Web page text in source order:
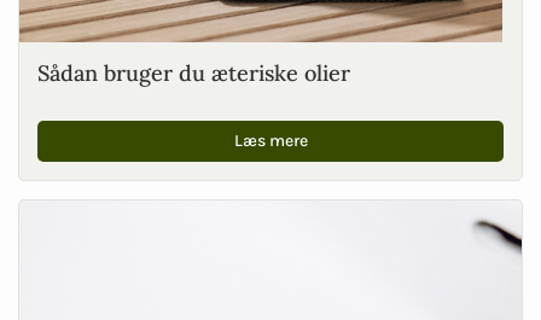
Sådan bruger du æteriske olier
Læs mere